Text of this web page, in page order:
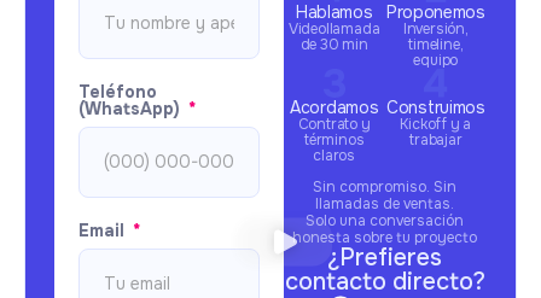
Teléfono
(WhatsApp)
Email
Hablamos
Videollamada
de 30 min
Proponemos
Inversión,
timeline,
equipo
Acordamos
Contrato y
términos
claros
Construimos
Kickoff y a
trabajar
Sin compromiso. Sin
llamadas de ventas.
Solo una conversación
honesta sobre tu proyecto
¿Prefieres
contacto directo?